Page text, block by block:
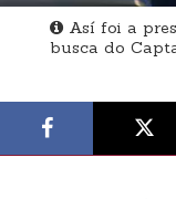
Así foi a
busca do